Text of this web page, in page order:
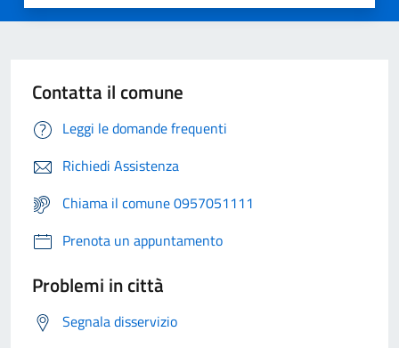
Contatta il comune
Leggi le domande frequenti
Richiedi Assistenza
Chiama il comune 0957051111
Prenota un appuntamento
Problemi in città
Segnala disservizio